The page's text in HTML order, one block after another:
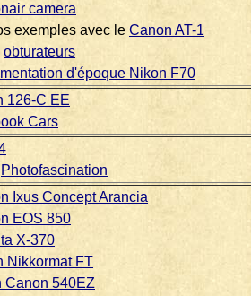
camera
exemples avec le Canon AT-1
obturateurs
d'époque Nikon F70
126-C EE
Cars
Photofascination
Ixus Concept Arancia
EOS 850
X-370
Nikkormat FT
Canon 540EZ